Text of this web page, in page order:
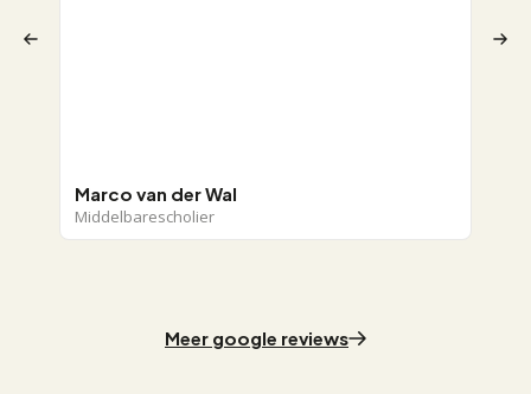
Marco van der Wal
Middelbarescholier
Meer google reviews